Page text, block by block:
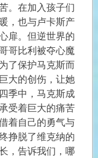
。在加入孩子们
，也与卢卡斯产
扉。但逆世界的
哥比利被夺心魔
了保护马克斯而
大的创伤，让她
季中，马克斯成
受着巨大的痛苦
着自己的勇气与
挣脱了维克纳的
，告诉我们，哪